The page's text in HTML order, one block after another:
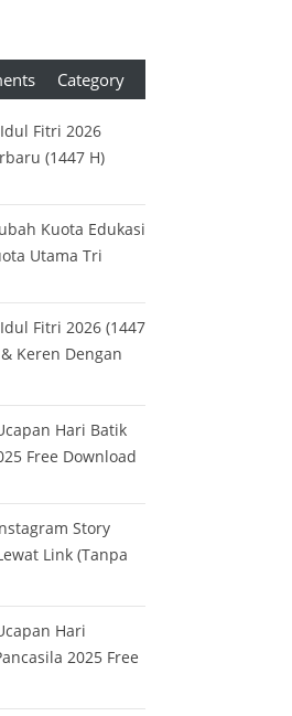
Category
Fitri 2026
(1447 H)
Kuota Edukasi
Utama Tri
Fitri 2026 (1447
Keren Dengan
Hari Batik
Free Download
Story
Link (Tanpa
Hari
2025 Free